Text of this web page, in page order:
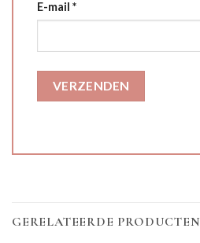
E-mail *
GERELATEERDE PRODUCTEN